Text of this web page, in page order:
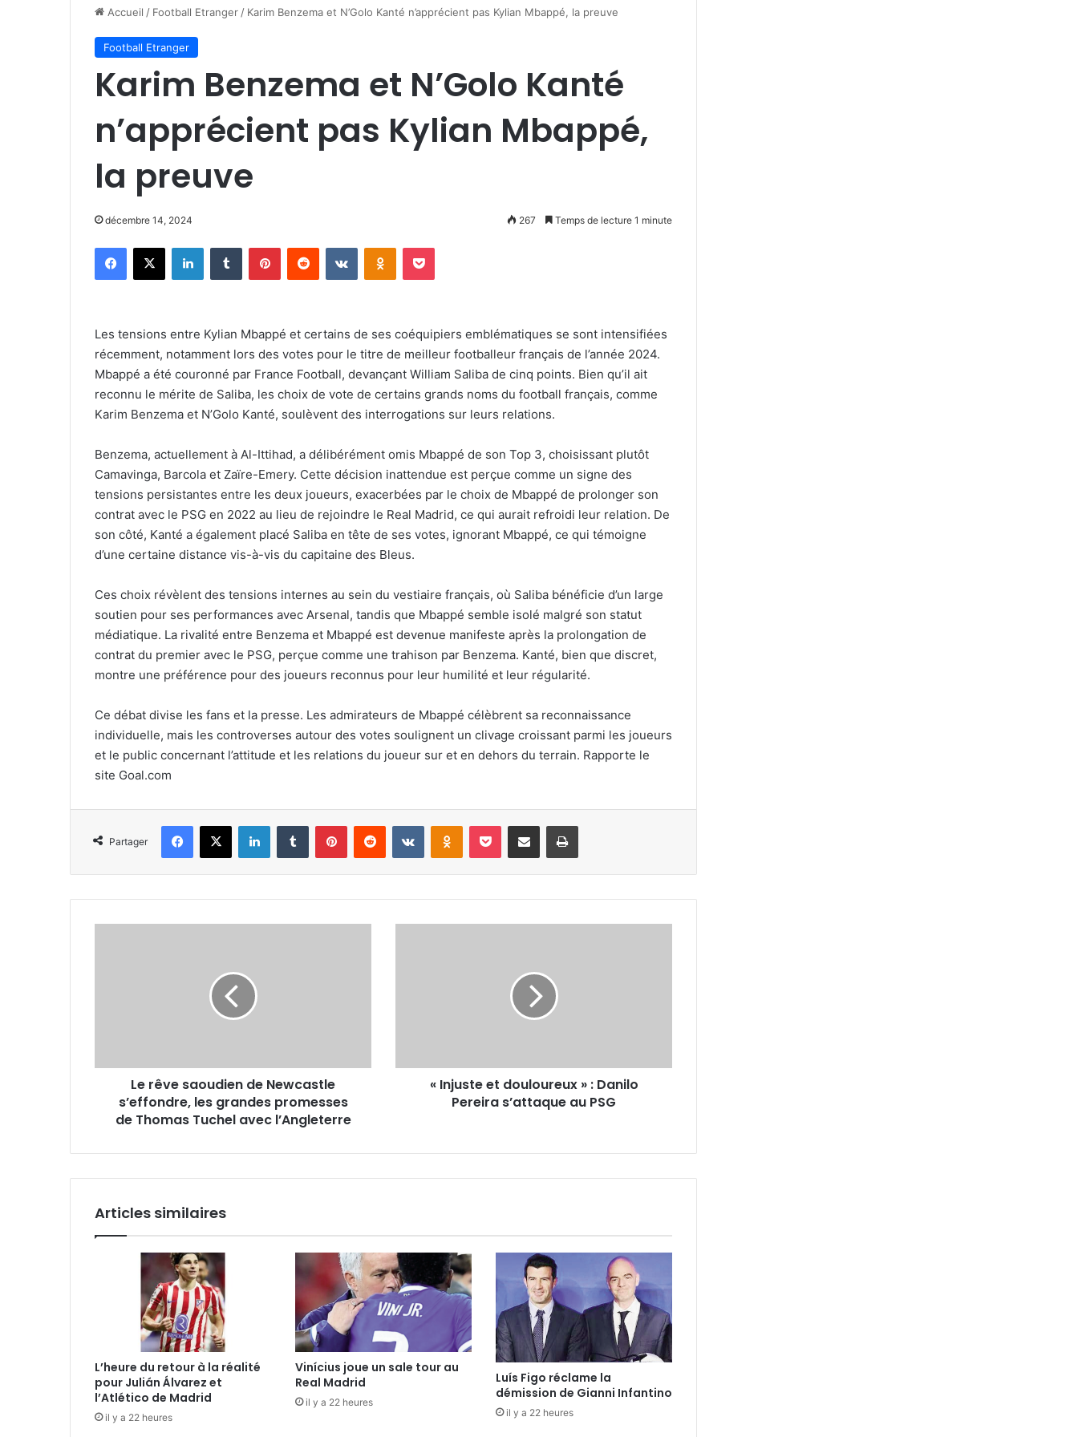
Accueil / Football Etranger / Karim Benzema et N’Golo Kanté n’apprécient pas Kylian Mbappé, la preuve
Football Etranger
Karim Benzema et N’Golo Kanté
n’apprécient pas Kylian Mbappé,
la preuve
décembre 14, 2024 267 Temps de lecture 1 minute
Facebook
X LinkedinTumblr PinterestReddit VKontakteOdnoklassniki
Pocket
Les tensions entre Kylian Mbappé et certains de ses coéquipiers emblématiques se sont intensifiées
récemment, notamment lors des votes pour le titre de meilleur footballeur français de l’année 2024.
Mbappé a été couronné par France Football, devançant William Saliba de cinq points. Bien qu’il ait
reconnu le mérite de Saliba, les choix de vote de certains grands noms du football français, comme
Karim Benzema et N’Golo Kanté, soulèvent des interrogations sur leurs relations.
Benzema, actuellement à Al-Ittihad, a délibérément omis Mbappé de son Top 3, choisissant plutôt
Camavinga, Barcola et Zaïre-Emery. Cette décision inattendue est perçue comme un signe des
tensions persistantes entre les deux joueurs, exacerbées par le choix de Mbappé de prolonger son
contrat avec le PSG en 2022 au lieu de rejoindre le Real Madrid, ce qui aurait refroidi leur relation. De
son côté, Kanté a également placé Saliba en tête de ses votes, ignorant Mbappé, ce qui témoigne
d’une certaine distance vis-à-vis du capitaine des Bleus.
Ces choix révèlent des tensions internes au sein du vestiaire français, où Saliba bénéficie d’un large
soutien pour ses performances avec Arsenal, tandis que Mbappé semble isolé malgré son statut
médiatique. La rivalité entre Benzema et Mbappé est devenue manifeste après la prolongation de
contrat du premier avec le PSG, perçue comme une trahison par Benzema. Kanté, bien que discret,
montre une préférence pour des joueurs reconnus pour leur humilité et leur régularité.
Ce débat divise les fans et la presse. Les admirateurs de Mbappé célèbrent sa reconnaissance
individuelle, mais les controverses autour des votes soulignent un clivage croissant parmi les joueurs
et le public concernant l’attitude et les relations du joueur sur et en dehors du terrain. Rapporte le
site Goal.com
Partager
Facebook
X LinkedinTumblr PinterestReddit VKontakteOdnoklassniki
Pocket Partager par email Imprimer
promesses
Thomas
Tuchel
Le rêve saoudien de Newcastle
s’effondre, les grandes promesses
de Thomas Tuchel avec l’Angleterre
PSG
« Injuste et douloureux » : Danilo
Pereira s’attaque au PSG
Articles similaires
L’heure du retour à la réalité
pour Julián Álvarez et
l’Atlético de Madrid
il y a 22 heures
Vinícius joue un sale tour au
Real Madrid
il y a 22 heures
Luís Figo réclame la
démission de Gianni Infantino
il y a 22 heures